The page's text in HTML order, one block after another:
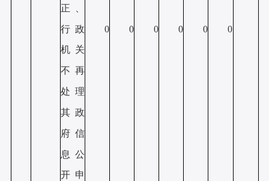
正、
行政
机关
不再
处理
其政
府信
息公
开申
0 0 0 0 0 0